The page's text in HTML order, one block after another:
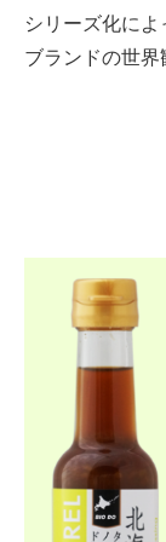
シリーズ化によ
ブランドの世界